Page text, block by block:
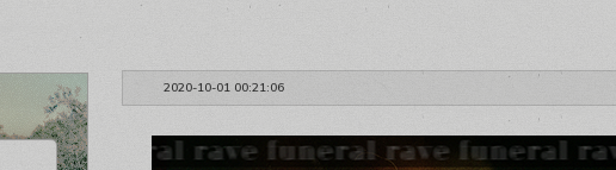
2020-10-01 00:21:06